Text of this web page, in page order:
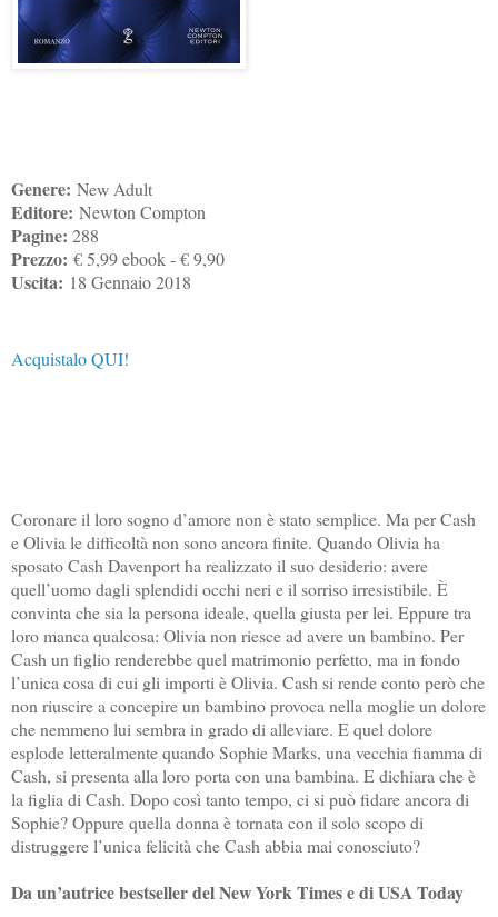
Genere: New Adult
Editore: Newton Compton
Pagine: 288
Prezzo: € 5,99 ebook - € 9,90
Uscita: 18 Gennaio 2018
Acquistalo QUI!
Coronare il loro sogno d’amore non è stato semplice. Ma per Cash
e Olivia le difficoltà non sono ancora finite. Quando Olivia ha
sposato Cash Davenport ha realizzato il suo desiderio: avere
quell’uomo dagli splendidi occhi neri e il sorriso irresistibile. È
convinta che sia la persona ideale, quella giusta per lei. Eppure tra
loro manca qualcosa: Olivia non riesce ad avere un bambino. Per
Cash un figlio renderebbe quel matrimonio perfetto, ma in fondo
l’unica cosa di cui gli importi è Olivia. Cash si rende conto però che
non riuscire a concepire un bambino provoca nella moglie un dolore
che nemmeno lui sembra in grado di alleviare. E quel dolore
esplode letteralmente quando Sophie Marks, una vecchia fiamma di
Cash, si presenta alla loro porta con una bambina. E dichiara che è
la figlia di Cash. Dopo così tanto tempo, ci si può fidare ancora di
Sophie? Oppure quella donna è tornata con il solo scopo di
distruggere l’unica felicità che Cash abbia mai conosciuto?
Da un’autrice bestseller del New York Times e di USA Today